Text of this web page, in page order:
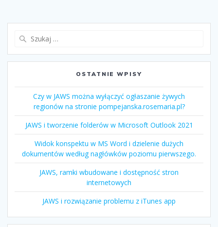
OSTATNIE WPISY
Czy w JAWS można wyłączyć ogłaszanie żywych
regionów na stronie pompejanska.rosemaria.pl?
JAWS i tworzenie folderów w Microsoft Outlook 2021
Widok konspektu w MS Word i dzielenie dużych
dokumentów według nagłówków poziomu pierwszego.
JAWS, ramki wbudowane i dostępność stron
internetowych
JAWS i rozwiązanie problemu z iTunes app